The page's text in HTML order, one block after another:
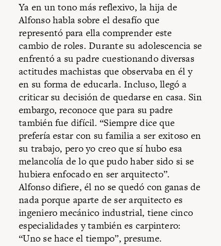
Ya en un tono más reflexivo, la hija de
Alfonso habla sobre el desafío que
representó para ella comprender este
cambio de roles. Durante su adolescencia se
enfrentó a su padre cuestionando diversas
actitudes machistas que observaba en él y
en su forma de educarla. Incluso, llegó a
criticar su decisión de quedarse en casa. Sin
embargo, reconoce que para su padre
también fue difícil. “Siempre dice que
prefería estar con su familia a ser exitoso en
su trabajo, pero yo creo que sí hubo esa
melancolía de lo que pudo haber sido si se
hubiera enfocado en ser arquitecto”.
Alfonso difiere, él no se quedó con ganas de
nada porque aparte de ser arquitecto es
ingeniero mecánico industrial, tiene cinco
especialidades y también es carpintero:
“Uno se hace el tiempo”, presume.